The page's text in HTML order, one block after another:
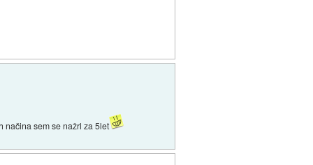
načina sem se nažrl za 5let